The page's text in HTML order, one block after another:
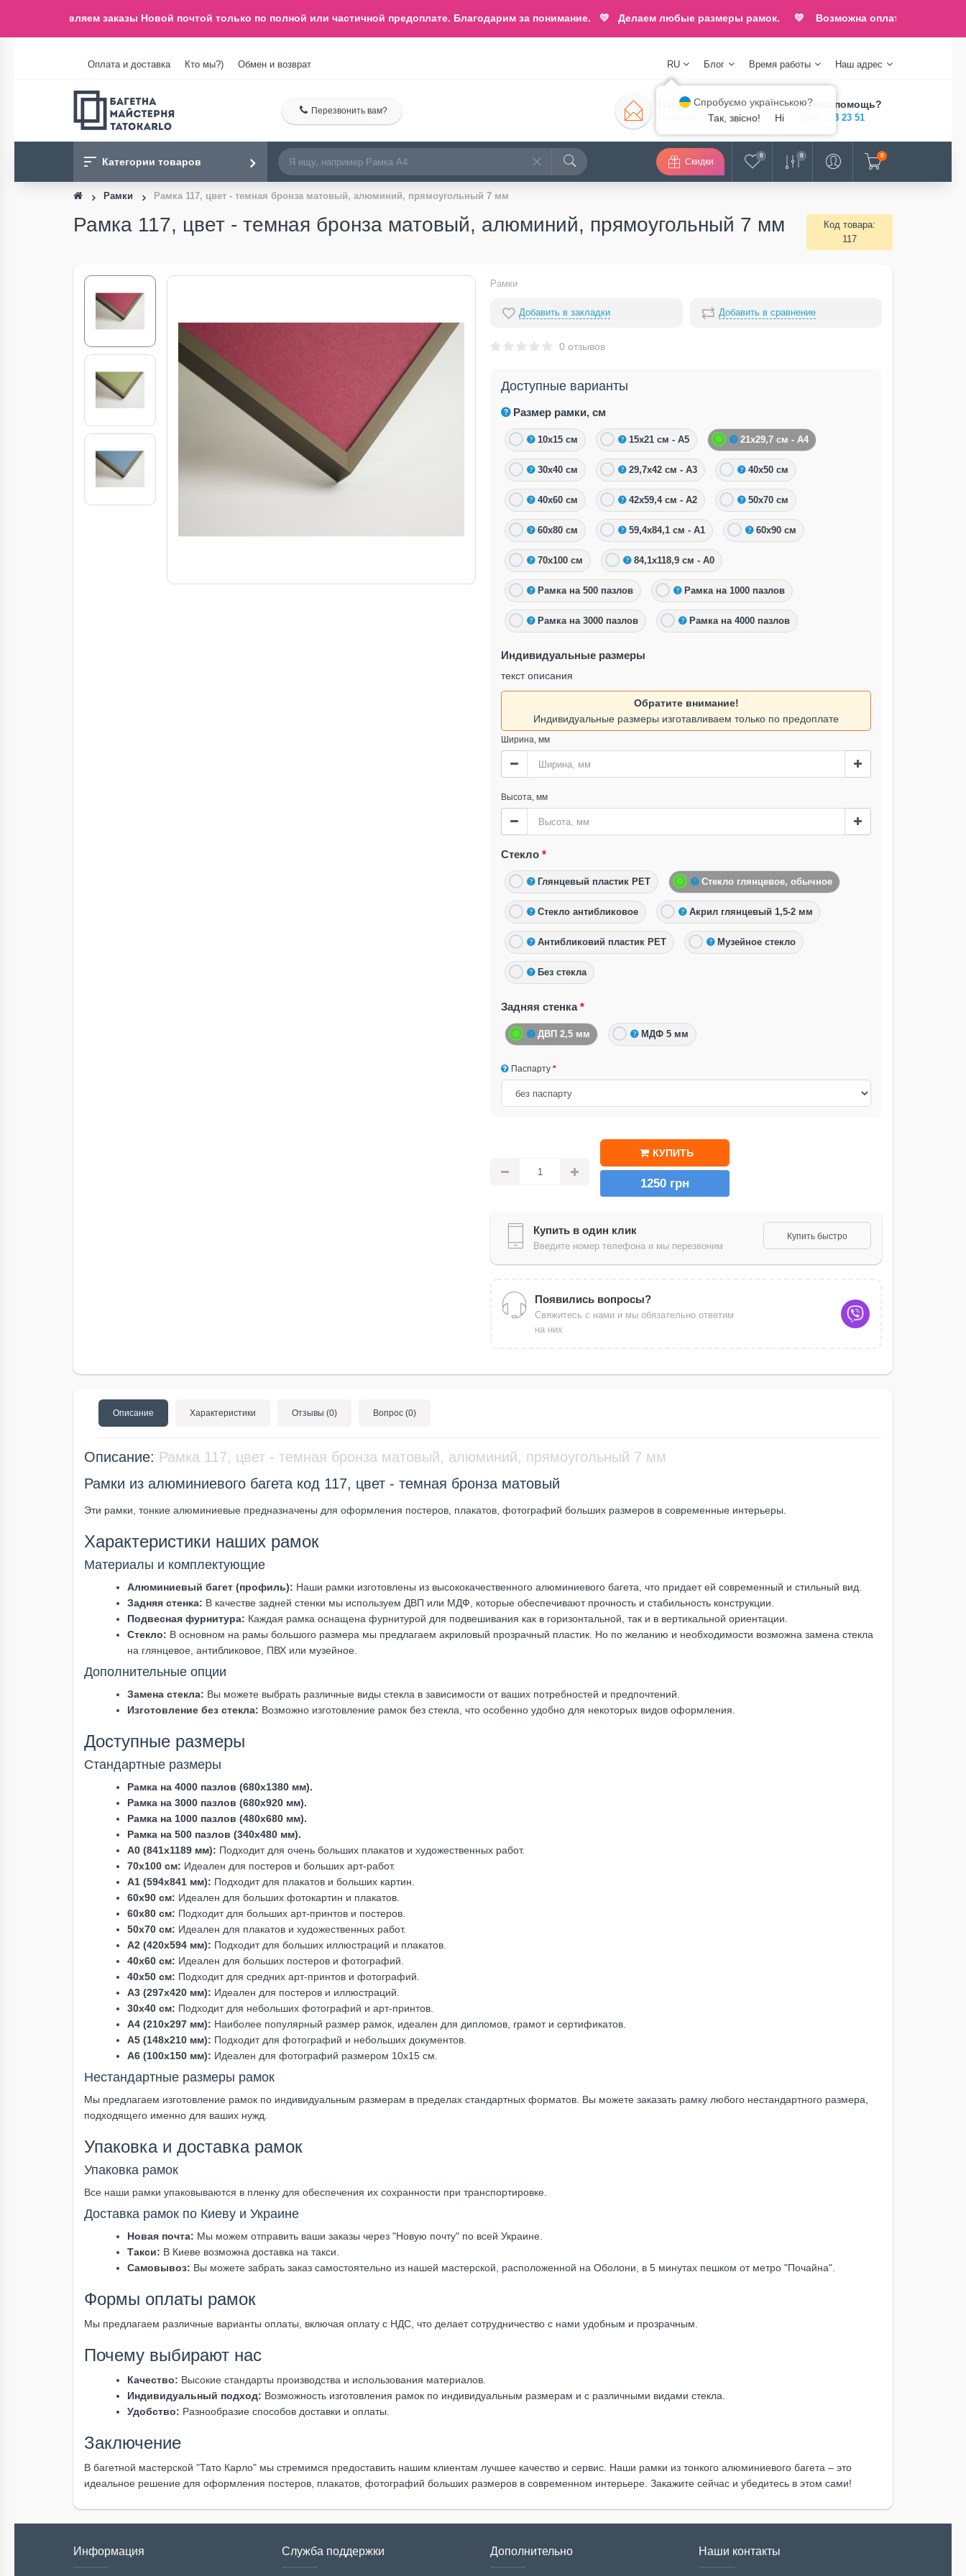
отправляем заказы Новой почтой только по полной или частичной предоплате. Благодарим за понимание. 💛 Делаем любые размеры рамок. 💛 Возможна оплата по НДС.
Оплата и доставка Кто мы?) Обмен и возврат RU Блог Время работы Наш адрес
Нужна помощь?
(066) 233 23 51
Напишите нам
ramkaa4@ukr.net
Перезвонить вам?
Категории товаров Скидки
0 0 0
Рамки Рамка 117, цвет - темная бронза матовый, алюминий, прямоугольный 7 мм
Рамка 117, цвет - темная бронза матовый, алюминий, прямоугольный 7 мм
Код товара:
117
Рамки
Добавить в закладки Добавить в сравнение
0 отзывов
Доступные варианты
Размер рамки, см
10х15 см 15х21 см - А5 21х29,7 см - А4
30х40 см 29,7х42 см - А3 40х50 см
40х60 см 42х59,4 см - А2 50х70 см
60х80 см 59,4х84,1 см - А1 60х90 см
70х100 см 84,1х118,9 см - А0
Рамка на 500 пазлов Рамка на 1000 пазлов
Рамка на 3000 пазлов Рамка на 4000 пазлов
Индивидуальные размеры
текст описания
Обратите внимание!
Индивидуальные размеры изготавливаем только по предоплате
Ширина, мм
Высота, мм
Стекло
Глянцевый пластик PET Стекло глянцевое, обычное
Стекло антибликовое Акрил глянцевый 1,5-2 мм
Антибликовий пластик PET Музейное стекло
Без стекла
Задняя стенка
ДВП 2,5 мм МДФ 5 мм
Паспарту
КУПИТЬ
1250 грн
Купить в один клик
Введите номер телефона и мы перезвоним
Купить быстро
Появились вопросы?
Свяжитесь с нами и мы обязательно ответим
на них
Описание Характеристики Отзывы (0) Вопрос (0)
Описание: Рамка 117, цвет - темная бронза матовый, алюминий, прямоугольный 7 мм
Рамки из алюминиевого багета код 117, цвет - темная бронза матовый
Эти рамки, тонкие алюминиевые предназначены для оформления постеров, плакатов, фотографий больших размеров в современные интерьеры.
Характеристики наших рамок
Материалы и комплектующие
Алюминиевый багет (профиль): Наши рамки изготовлены из высококачественного алюминиевого багета, что придает ей современный и стильный вид.
Задняя стенка: В качестве задней стенки мы используем ДВП или МДФ, которые обеспечивают прочность и стабильность конструкции.
Подвесная фурнитура: Каждая рамка оснащена фурнитурой для подвешивания как в горизонтальной, так и в вертикальной ориентации.
Стекло: В основном на рамы большого размера мы предлагаем акриловый прозрачный пластик. Но по желанию и необходимости возможна замена стекла
на глянцевое, антибликовое, ПВХ или музейное.
Дополнительные опции
Замена стекла: Вы можете выбрать различные виды стекла в зависимости от ваших потребностей и предпочтений.
Изготовление без стекла: Возможно изготовление рамок без стекла, что особенно удобно для некоторых видов оформления.
Доступные размеры
Стандартные размеры
Рамка на 4000 пазлов (680х1380 мм).
Рамка на 3000 пазлов (680х920 мм).
Рамка на 1000 пазлов (480х680 мм).
Рамка на 500 пазлов (340х480 мм).
A0 (841x1189 мм): Подходит для очень больших плакатов и художественных работ.
70x100 см: Идеален для постеров и больших арт-работ.
A1 (594x841 мм): Подходит для плакатов и больших картин.
60x90 см: Идеален для больших фотокартин и плакатов.
60x80 см: Подходит для больших арт-принтов и постеров.
50x70 см: Идеален для плакатов и художественных работ.
A2 (420x594 мм): Подходит для больших иллюстраций и плакатов.
40x60 см: Идеален для больших постеров и фотографий.
40x50 см: Подходит для средних арт-принтов и фотографий.
A3 (297x420 мм): Идеален для постеров и иллюстраций.
30x40 см: Подходит для небольших фотографий и арт-принтов.
А4 (210х297 мм): Наиболее популярный размер рамок, идеален для дипломов, грамот и сертификатов.
А5 (148х210 мм): Подходит для фотографий и небольших документов.
А6 (100х150 мм): Идеален для фотографий размером 10х15 см.
Нестандартные размеры рамок
Мы предлагаем изготовление рамок по индивидуальным размерам в пределах стандартных форматов. Вы можете заказать рамку любого нестандартного размера,
подходящего именно для ваших нужд.
Упаковка и доставка рамок
Упаковка рамок
Все наши рамки упаковываются в пленку для обеспечения их сохранности при транспортировке.
Доставка рамок по Киеву и Украине
Новая почта: Мы можем отправить ваши заказы через "Новую почту" по всей Украине.
Такси: В Киеве возможна доставка на такси.
Самовывоз: Вы можете забрать заказ самостоятельно из нашей мастерской, расположенной на Оболони, в 5 минутах пешком от метро "Почайна".
Формы оплаты рамок
Мы предлагаем различные варианты оплаты, включая оплату с НДС, что делает сотрудничество с нами удобным и прозрачным.
Почему выбирают нас
Качество: Высокие стандарты производства и использования материалов.
Индивидуальный подход: Возможность изготовления рамок по индивидуальным размерам и с различными видами стекла.
Удобство: Разнообразие способов доставки и оплаты.
Заключение
В багетной мастерской "Тато Карло" мы стремимся предоставить нашим клиентам лучшее качество и сервис. Наши рамки из тонкого алюминиевого багета – это
идеальное решение для оформления постеров, плакатов, фотографий больших размеров в современном интерьере. Закажите сейчас и убедитесь в этом сами!
Информация Служба поддержки Дополнительно Наши контакты
Спробуємо українською?
Так, звісно!
Ні